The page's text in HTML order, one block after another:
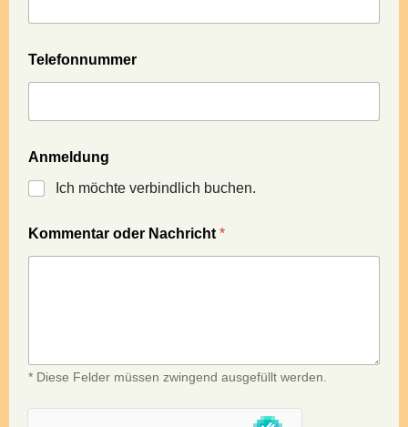
Telefonnummer
Anmeldung
Ich möchte verbindlich buchen.
Kommentar oder Nachricht *
* Diese Felder müssen zwingend ausgefüllt werden.